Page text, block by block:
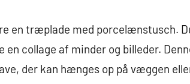
en træplade med porcelænstusch.
en collage af minder og billeder.
der kan hænges op på væggen